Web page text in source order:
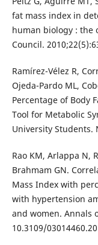
fat mass index in
human biology : the
Council.
Ramírez-Vélez R,
Ojeda-Pardo ML,
Percentage of Body
Tool for Metabolic
University Students.
Rao KM, Arlappa N,
Brahmam GN.
Mass Index with
with hypertension
and women. Annals
10.3109/